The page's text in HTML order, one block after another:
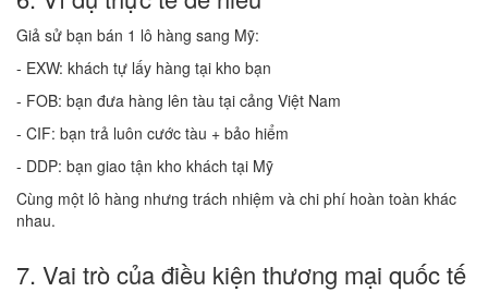
Giả sử bạn bán 1 lô hàng sang Mỹ:
- EXW: khách tự lấy hàng tại kho bạn
- FOB: bạn đưa hàng lên tàu tại cảng Việt Nam
- CIF: bạn trả luôn cước tàu + bảo hiểm
- DDP: bạn giao tận kho khách tại Mỹ
Cùng một lô hàng nhưng trách nhiệm và chi phí hoàn toàn khác
nhau.
7. Vai trò của điều kiện thương mại quốc tế